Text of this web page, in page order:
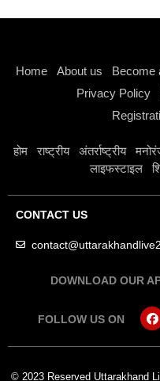
Home About us Become
Privacy Policy
होम राष्ट्रीय अंतर्राष्ट्रीय
लाइफस्टाइल
CONTACT US
DOWNLOAD OUR
FOLLOW US ON
© 2023 Reserved Uttarakhand